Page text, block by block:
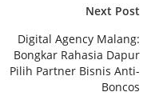
Next Post
Digital Agency Malang:
Bongkar Rahasia Dapur
Pilih Partner Bisnis Anti-
Boncos